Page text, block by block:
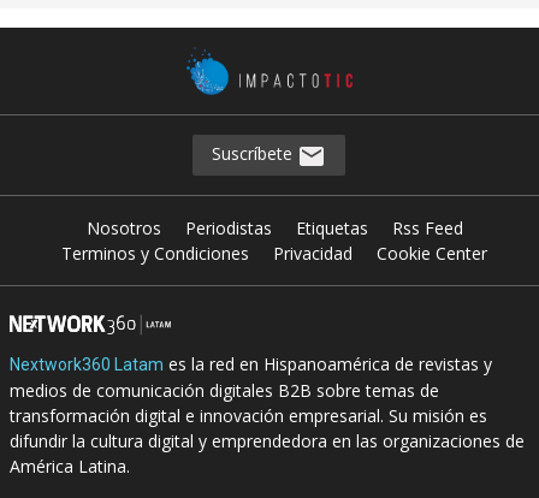
Suscríbete
Nosotros Periodistas Etiquetas
Rss Feed
Terminos y Condiciones
Privacidad Cookie Center
Nextwork360 Latam es la red en Hispanoamérica de revistas y
medios de comunicación digitales B2B sobre temas de
transformación digital e innovación empresarial. Su misión es
difundir la cultura digital y emprendedora en las organizaciones de
América Latina.